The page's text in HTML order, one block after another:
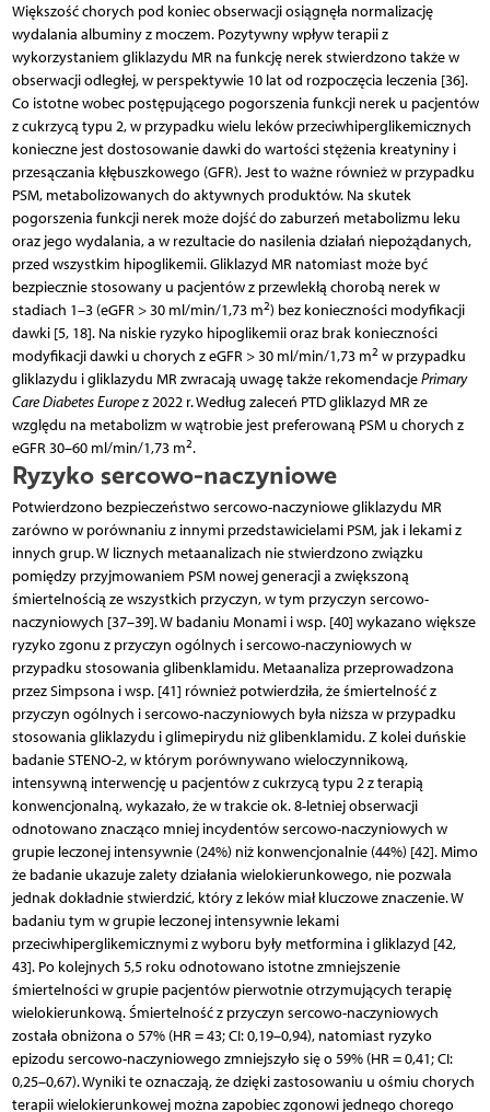
Większość chorych pod koniec obserwacji osiągnęła normalizację
wydalania albuminy z moczem. Pozytywny wpływ terapii z
wykorzystaniem gliklazydu MR na funkcję nerek stwierdzono także w
obserwacji odległej, w perspektywie 10 lat od rozpoczęcia leczenia [36].
Co istotne wobec postępującego pogorszenia funkcji nerek u pacjentów
z cukrzycą typu 2, w przypadku wielu leków przeciwhiperglikemicznych
konieczne jest dostosowanie dawki do wartości stężenia kreatyniny i
przesączania kłębuszkowego (GFR). Jest to ważne również w przypadku
PSM, metabolizowanych do aktywnych produktów. Na skutek
pogorszenia funkcji nerek może dojść do zaburzeń metabolizmu leku
oraz jego wydalania, a w rezultacie do nasilenia działań niepożądanych,
przed wszystkim hipoglikemii. Gliklazyd MR natomiast może być
bezpiecznie stosowany u pacjentów z przewlekłą chorobą nerek w
stadiach 1–3 (eGFR > 30 ml/min/1,73 m2) bez konieczności modyfikacji
dawki [5, 18]. Na niskie ryzyko hipoglikemii oraz brak konieczności
modyfikacji dawki u chorych z eGFR > 30 ml/min/1,73 m2 w przypadku
gliklazydu i gliklazydu MR zwracają uwagę także rekomendacjePrimary
Care Diabetes Europez 2022 r. Według zaleceń PTD gliklazyd MR ze
względu na metabolizm w wątrobie jest preferowaną PSM u chorych z
eGFR 30–60 ml/min/1,73 m2.
Ryzyko sercowo-naczyniowe
Potwierdzono bezpieczeństwo sercowo-naczyniowe gliklazydu MR
zarówno w porównaniu z innymi przedstawicielami PSM, jak i lekami z
innych grup. W licznych metaanalizach nie stwierdzono związku
pomiędzy przyjmowaniem PSM nowej generacji a zwiększoną
śmiertelnością ze wszystkich przyczyn, w tym przyczyn sercowo-
naczyniowych [37–39]. W badaniu Monami i wsp. [40] wykazano większe
ryzyko zgonu z przyczyn ogólnych i sercowo-naczyniowych w
przypadku stosowania glibenklamidu. Metaanaliza przeprowadzona
przez Simpsona i wsp. [41] również potwierdziła, że śmiertelność z
przyczyn ogólnych i sercowo-naczyniowych była niższa w przypadku
stosowania gliklazydu i glimepirydu niż glibenklamidu. Z kolei duńskie
badanie STENO-2, w którym porównywano wieloczynnikową,
intensywną interwencję u pacjentów z cukrzycą typu 2 z terapią
konwencjonalną, wykazało, że w trakcie ok. 8-letniej obserwacji
odnotowano znacząco mniej incydentów sercowo-naczyniowych w
grupie leczonej intensywnie (24%) niż konwencjonalnie (44%) [42]. Mimo
że badanie ukazuje zalety działania wielokierunkowego, nie pozwala
jednak dokładnie stwierdzić, który z leków miał kluczowe znaczenie. W
badaniu tym w grupie leczonej intensywnie lekami
przeciwhiperglikemicznymi z wyboru były metformina i gliklazyd [42,
43]. Po kolejnych 5,5 roku odnotowano istotne zmniejszenie
śmiertelności w grupie pacjentów pierwotnie otrzymujących terapię
wielokierunkową. Śmiertelność z przyczyn sercowo-naczyniowych
została obniżona o 57% (HR = 43; CI: 0,19–0,94), natomiast ryzyko
epizodu sercowo-naczyniowego zmniejszyło się o 59% (HR = 0,41; CI:
0,25–0,67). Wyniki te oznaczają, że dzięki zastosowaniu u ośmiu chorych
terapii wielokierunkowej można zapobiec zgonowi jednego chorego